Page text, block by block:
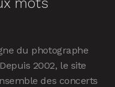
mots
du photographe
2002, le site
des concerts